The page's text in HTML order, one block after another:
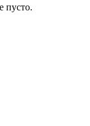
пусто.